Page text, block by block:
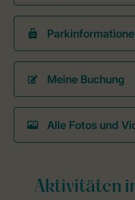
Meine Buchung
Alle Fotos und